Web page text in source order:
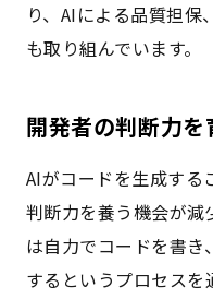
り、AIによる品質担保
も取り組んでいます。
開発者の判断力を
AIがコードを生成する
判断力を養う機会が減
は自力でコードを書
するというプロセス